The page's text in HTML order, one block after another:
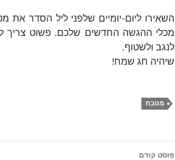
השאירו ליום-יומיים שלפני ליל הסדר את
מכלי ההגשה החדשים שלכם. פשוט צריך
לנגב ולשטוף.
שיהיה חג שמח!
מטבח
ניווט
פוסט קודם